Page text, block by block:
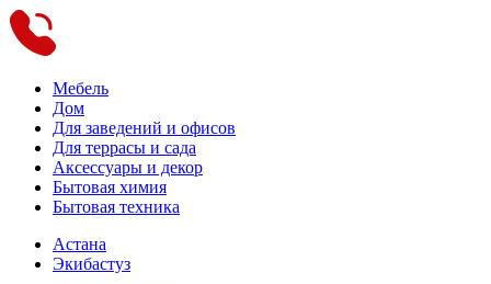
Мебель
Дом
Для заведений и офисов
Для террасы и сада
Аксессуары и декор
Бытовая химия
Бытовая техника
Астана
Экибастуз